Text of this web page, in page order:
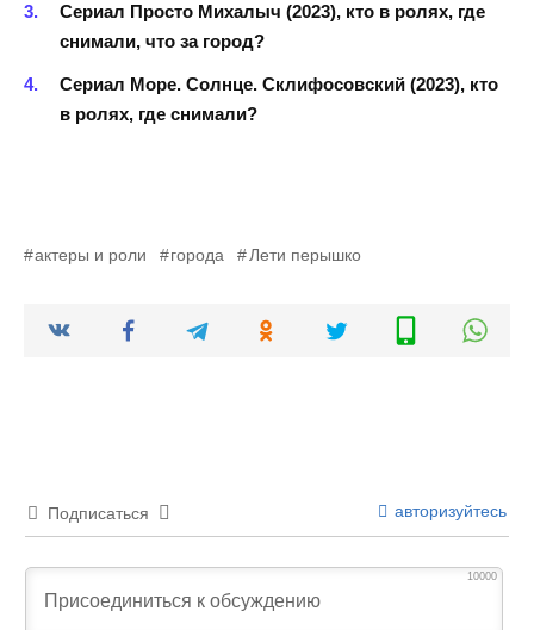
Сериал Просто Михалыч (2023), кто в ролях, где
снимали, что за город?
Сериал Море. Солнце. Склифосовский (2023), кто
в ролях, где снимали?
актеры и роли города Лети перышко
Подписаться авторизуйтесь
10000